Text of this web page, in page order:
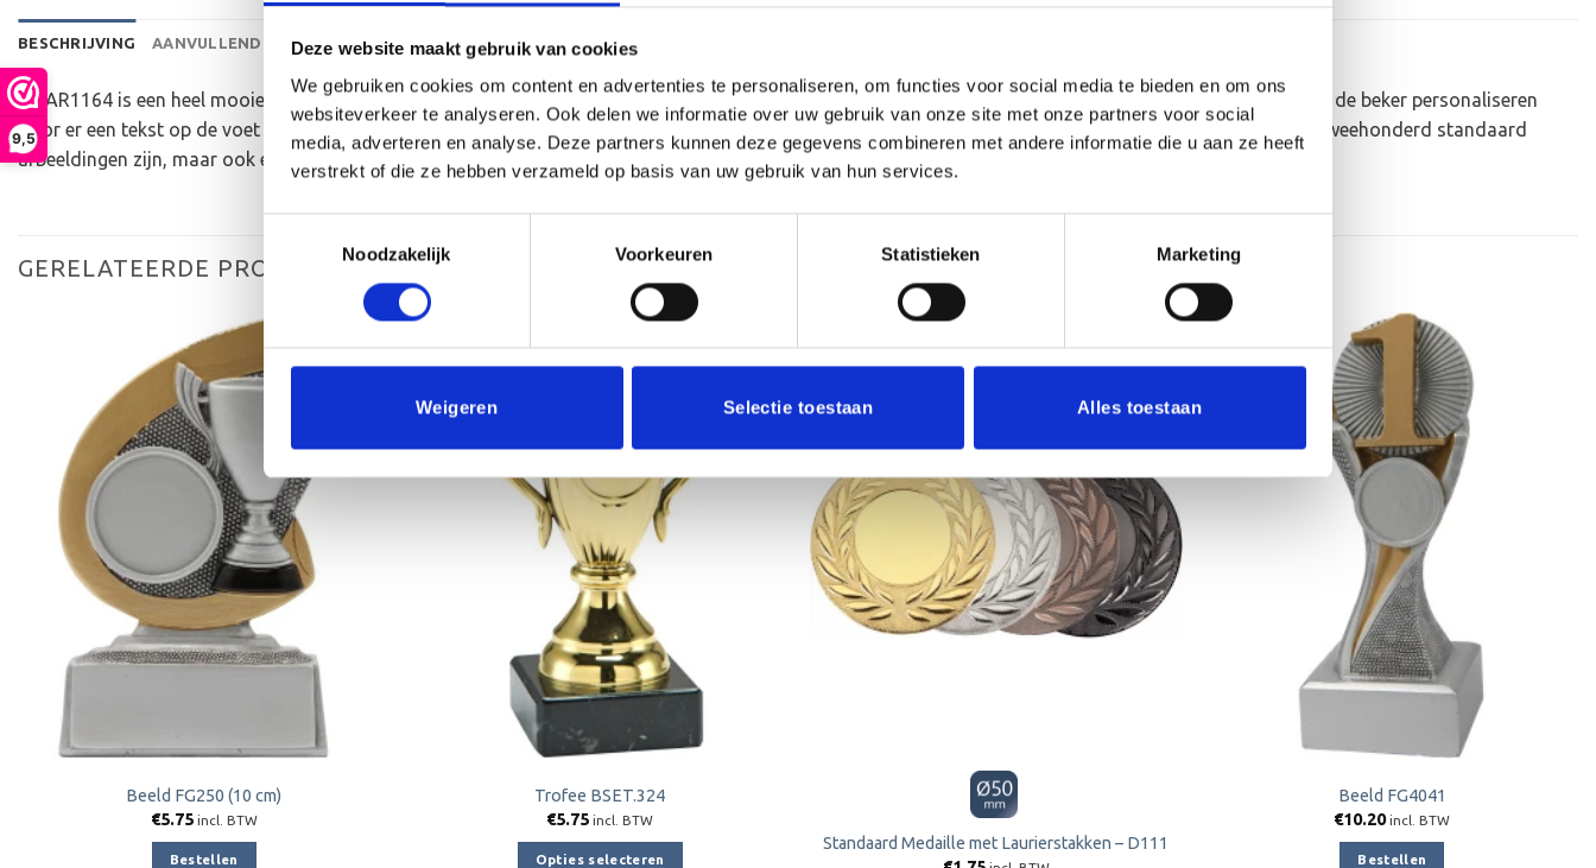
9,5
Deze website maakt gebruik van cookies
We gebruiken cookies om content en advertenties te personaliseren, om functies voor social media te bieden en om ons
websiteverkeer te analyseren. Ook delen we informatie over uw gebruik van onze site met onze partners voor social
media, adverteren en analyse. Deze partners kunnen deze gegevens combineren met andere informatie die u aan ze heeft
verstrekt of die ze hebben verzameld op basis van uw gebruik van hun services.
Noodzakelijk
Voorkeuren Statistieken Marketing
Weigeren Selectie toestaan Alles toestaan
BESCHRIJVING AANVULLENDE INFORMATIE BEOORDELINGEN (0)
De AR1164 is een heel mooie trofee die zeer geschikt is voor ieder (sport)toernooi, businessevenement of als een leuk cadeau om uit te reiken. We kunnen de beker personaliseren
door er een tekst op de voet van de beker aan te brengen. Op de beker zelf kunnen we een door jou gekozen afbeelding op plakken. Dit kan een van onze tweehonderd standaard
afbeeldingen zijn, maar ook een eigen logo of afbeelding. Deze kun je uploaden via het menu
GERELATEERDE PRODUCTEN
verlanglijst
Beeld FG250 (10 cm)
€5.75 incl. BTW
Bestellen
Toevoegen
verlanglijst
Trofee BSET.324
€5.75 incl. BTW
Opties selecteren
Toevoegen
verlanglijst
Standaard Medaille met Laurierstakken – D111
Beeld FG4041
€10.20 incl. BTW
Bestellen